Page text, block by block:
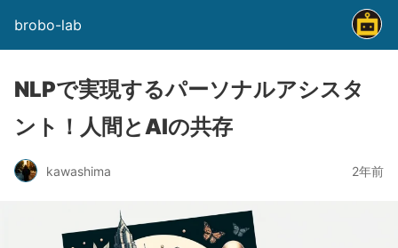
brobo-lab
NLPで実現するパーソナルアシスタ
ント！人間とAIの共存
kawashima 2年前